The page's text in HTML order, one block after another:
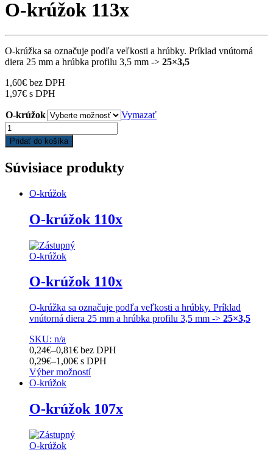
O-krúžok 113x
O-krúžka sa označuje podľa veľkosti a hrúbky. Príklad vnútorná
diera 25 mm a hrúbka profilu 3,5 mm -> 25×3,5
1,60€ bez DPH
1,97€ s DPH
O-krúžok
Vymazať
O-
krúžok
113x
Pridať do košíka
Súvisiace produkty
O-krúžok
O-krúžok 110x
O-krúžok
O-krúžok 110x
O-krúžka sa označuje podľa veľkosti a hrúbky. Príklad
vnútorná diera 25 mm a hrúbka profilu 3,5 mm -> 25×3,5
SKU: n/a
0,24€–0,81€ bez DPH
0,29€–1,00€ s DPH
Výber možností
Tento
má
viacero
Možnosti
si
O-krúžok
O-krúžok 107x
O-krúžok